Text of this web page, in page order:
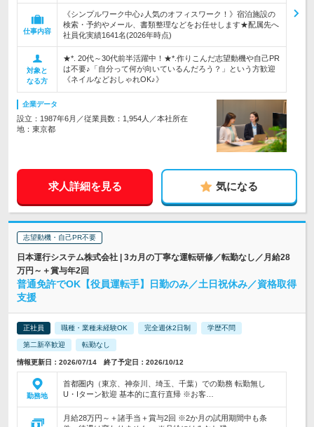
仕事内容
《シンプルワーク中心♪人気のオフィスワーク！》宿泊施設の
検索・予約やメール、書類整理などをお任せします★配属先へ
社員化実績1641名(2026年時点)
対象と
なる方
★*. 20代～30代前半活躍中！★*.作りこんだ志望動機や自己PR
は不要♪「自分って何が向いているんだろう？」という方歓迎
《ネイルなどおしゃれOK♪》
企業データ
設立：1987年6月／従業員数：1,954人／本社所在
地：東京都
求人詳細を見る 気になる
志望動機・自己PR不要
日本運行システム株式会社 | 3カ月の丁寧な運転研修／転勤なし／月給28
万円～＋賞与年2回
普通免許でOK【役員運転手】日勤のみ／土日祝休み／資格取得
支援
正社員 職種・業種未経験OK 完全週休2日制 学歴不問
第二新卒歓迎 転勤なし
情報更新日：2026/07/14 終了予定日：2026/10/12
勤務地
首都圏内（東京、神奈川、埼玉、千葉）での勤務 転勤無し
U・Iターン歓迎 基本的に直行直帰 ※お客…
月給28万円～＋諸手当＋賞与2回 ※2か月の試用期間中も条